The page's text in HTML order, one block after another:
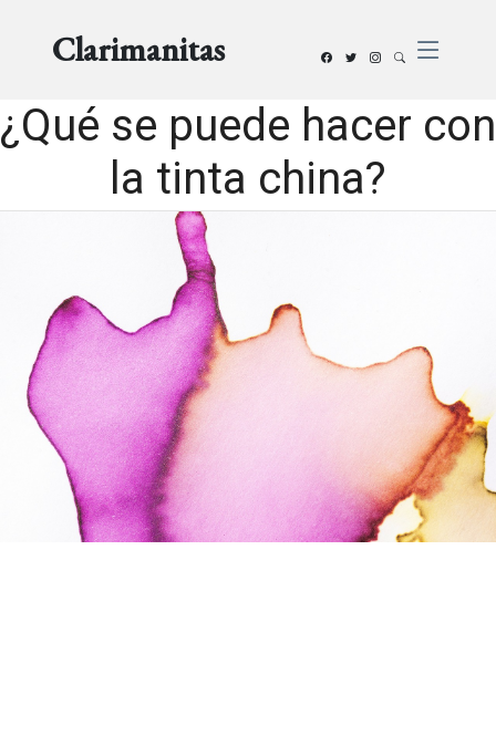
Clarimanitas
¿Qué se puede hacer con
la tinta china?